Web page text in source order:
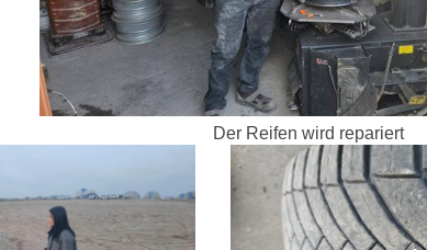
Der Reifen wird repariert